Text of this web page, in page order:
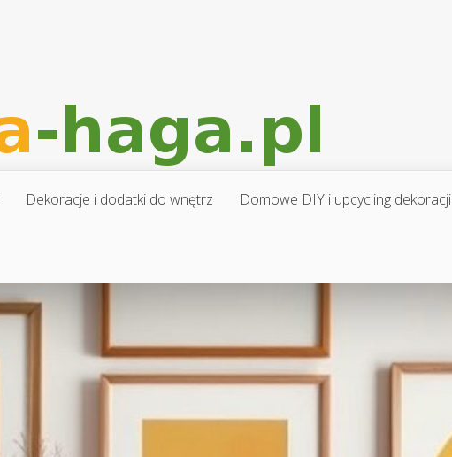
Dekoracje i dodatki do wnętrz Domowe DIY i upcycling dekoracji